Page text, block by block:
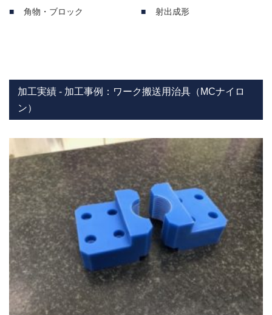
角物・ブロック
射出成形
加工実績 - 加工事例：ワーク搬送用治具（MCナイロ
ン）